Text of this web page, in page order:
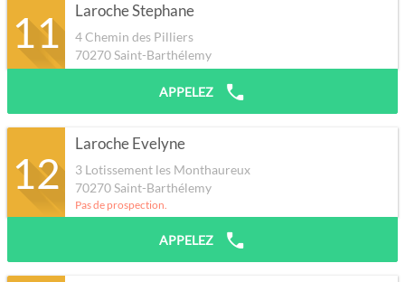
11 Laroche Stephane
4 Chemin des Pilliers
70270Saint-Barthélemy
APPELEZ
12
Laroche Evelyne
3 Lotissement les Monthaureux
70270Saint-Barthélemy
Pas de prospection.
APPELEZ